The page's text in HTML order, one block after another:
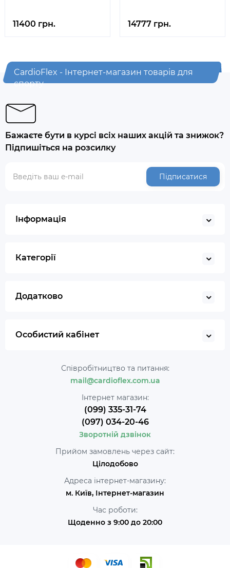
11400 грн. 14777 грн.
CardioFlex - Інтернет-магазин товарів для
спорту
Бажаєте бути в курсі всіх наших акцій та знижок?
Підпишіться на розсилку
Підписатися
Інформація
Категорії
Додатково
Особистий кабінет
Співробітництво та питання:
mail@cardioflex.com.ua
Інтернет магазин:
(099) 335-31-74
(097) 034-20-46
Зворотній дзвінок
Прийом замовлень через сайт:
Цілодобово
Адреса інтернет-магазину:
м. Київ, Інтернет-магазин
Час роботи:
Щоденно з 9:00 до 20:00